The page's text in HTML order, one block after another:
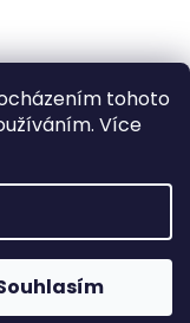
tohoto
Více
se
na
práva vyhrazena.